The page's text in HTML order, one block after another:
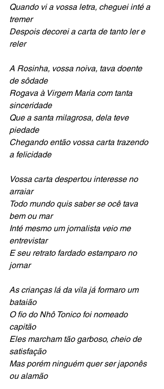
Quando vi a vossa letra, cheguei inté a
tremer
Despois decorei a carta de tanto ler e
reler
A Rosinha, vossa noiva, tava doente
de sôdade
Rogava à Virgem Maria com tanta
sinceridade
Que a santa milagrosa, dela teve
piedade
Chegando então vossa carta trazendo
a felicidade
Vossa carta despertou interesse no
arraiar
Todo mundo quis saber se ocê tava
bem ou mar
Inté mesmo um jornalista veio me
entrevistar
E seu retrato fardado estamparo no
jornar
As crianças lá da vila já formaro um
bataião
O fio do Nhô Tonico foi nomeado
capitão
Eles marcham tão garboso, cheio de
satisfação
Mas porém ninguém quer ser japonês
ou alamão